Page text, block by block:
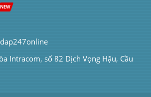
NEW
Intracom, số 82 Dịch Vọng Hậu, Cầu